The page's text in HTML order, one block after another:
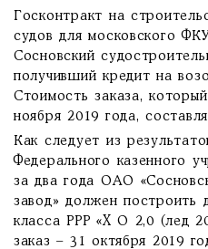
Госконтракт на
судов для московского
Сосновский
получивший кредит на
Стоимость заказа,
ноября 2019 года,
Как следует из
Федерального казенного
за два года ОАО
завод» должен построить
класса РРР «X О 2,0 (лед
заказ – 31 октября 2019